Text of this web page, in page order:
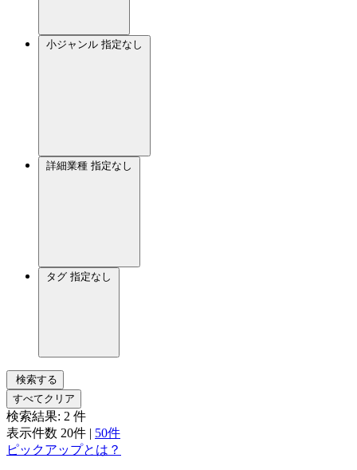
小ジャンル 指定なし
詳細業種 指定なし
タグ 指定なし
検索する
すべてクリア
検索結果: 2 件
表示件数 20件 | 50件
ピックアップとは？